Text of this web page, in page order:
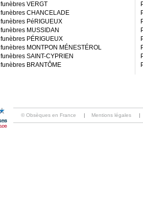
VERGT
CHANCELADE
PéRIGUEUX
MUSSIDAN
PÉRIGUEUX
MONTPON MÉNESTÉROL
SAINT-CYPRIEN
BRANTÔME
© Obsèques en France | Mentions légales |